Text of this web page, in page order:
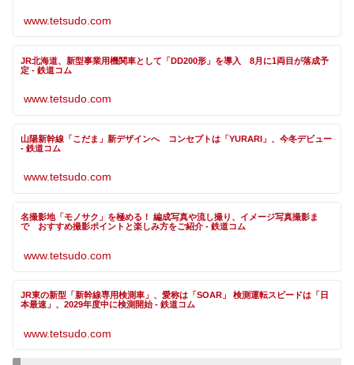
www.tetsudo.com
JR北海道、新型事業用機関車として「DD200形」を導入 8月に1両目が落成予
定 - 鉄道コム
www.tetsudo.com
山陽新幹線「こだま」新デザインへ コンセプトは「YURARI」、今冬デビュー
- 鉄道コム
www.tetsudo.com
名撮影地「モノサク」を極める！ 編成写真や流し撮り、イメージ写真撮影ま
で おすすめ撮影ポイントと楽しみ方をご紹介 - 鉄道コム
www.tetsudo.com
JR東の新型「新幹線専用検測車」、愛称は「SOAR」 検測運転スピードは「日
本最速」、2029年度中に検測開始 - 鉄道コム
www.tetsudo.com